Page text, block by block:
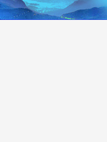
上信息的完成性或者准确性。使用者将自
网的信息的使用，信赖等引起疏忽而造成